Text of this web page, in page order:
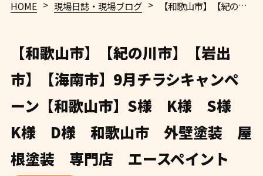
HOME > 現場日誌・現場ブログ > 【和歌山市】【紀の川市】【岩出市】【海南市】9月チラシキャンペーン【和歌山市】S様 K様 S様 K様 D様 和歌山市 外壁塗装 屋根塗装 専門店 エースペイント
【和歌山市】【紀の川市】【岩出
市】【海南市】9月チラシキャンペ
ーン【和歌山市】S様 K様 S様
K様 D様 和歌山市 外壁塗装 屋
根塗装 専門店 エースペイント